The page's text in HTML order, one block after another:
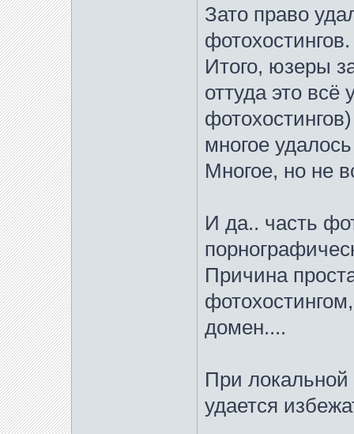
Зато право
фотохостингов.
Итого, юзеры
оттуда это всё
многое
Многое, но не
И да.. часть
Причина
домен....
При локальной
удается